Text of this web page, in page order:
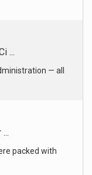
— all
packed with
V ...
Trump’s